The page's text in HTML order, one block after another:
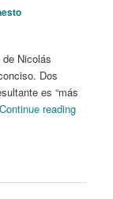
Nicolás
Dos
es “más
Continue reading